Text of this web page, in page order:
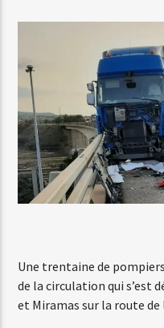
Web-Radio-
Web-Radio-
Web-Radio-
Une trentaine de
de la circulation qui s’est
et Miramas sur la route de